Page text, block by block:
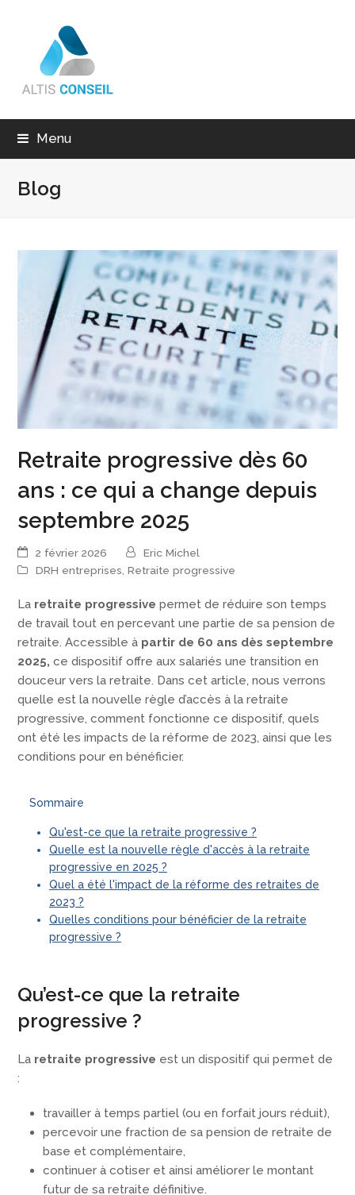
Menu
Blog
Retraite progressive dès 60
ans : ce qui a change depuis
septembre 2025
2 février 2026
Eric Michel
DRH entreprises,Retraite progressive
La retraite progressivepermet de réduire son temps
de travail tout en percevant une partie de sa pension de
retraite. Accessible à partir de 60 ans dès septembre
2025,ce dispositif offre aux salariés une transition en
douceur vers la retraite. Dans cet article, nous verrons
quelle est la nouvelle règle d’accès à la retraite
progressive, comment fonctionne ce dispositif, quels
ont été les impacts de la réforme de 2023, ainsi que les
conditions pour en bénéficier.
Sommaire
Qu'est-ce que la retraite progressive ?
Quelle est la nouvelle règle d'accès à la retraite
progressive en 2025 ?
Quel a été l'impact de la réforme des retraites de
2023 ?
Quelles conditions pour bénéficier de la retraite
progressive ?
Qu’est-ce que la retraite
progressive ?
La retraite progressive est un dispositif qui permet de
:
travailler à temps partiel (ou en forfait jours réduit),
percevoir une fraction de sa pension de retraite de
base et complémentaire,
continuer à cotiser et ainsi améliorer le montant
futur de sa retraite définitive.